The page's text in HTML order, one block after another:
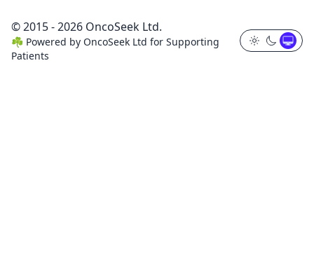
© 2015 - 2026 OncoSeek Ltd.
☘️ Powered by OncoSeek Ltd for Supporting
Patients